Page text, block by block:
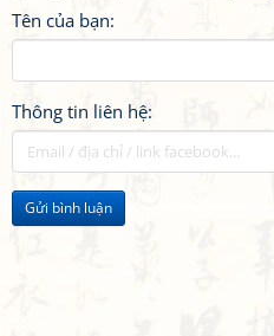
Tên của bạn:
Thông tin liên hệ:
Gửi bình luận